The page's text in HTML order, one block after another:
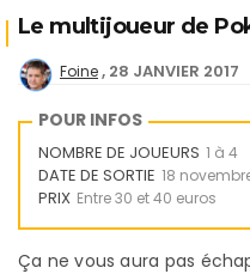
Le multijoueur de
Foine 28 JANVIER 2017
POUR INFOS
NOMBRE DE JOUEURS 1 à 4
DATE DE SORTIE 18
PRIX Entre 30 et 40 euros
Ça ne vous aura pas